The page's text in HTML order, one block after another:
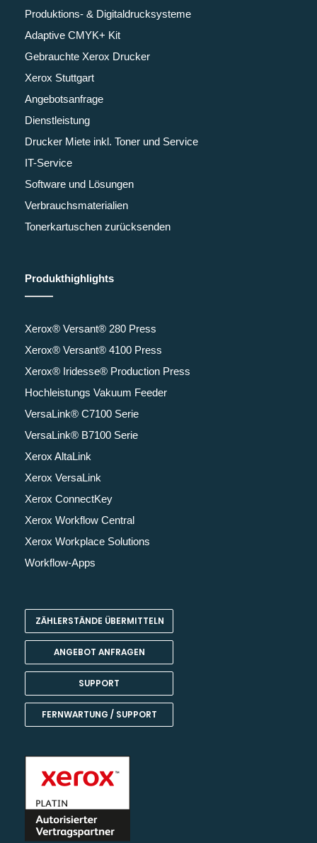
Produktions- & Digitaldrucksysteme
Adaptive CMYK+ Kit
Gebrauchte Xerox Drucker
Xerox Stuttgart
Angebotsanfrage
Dienstleistung
Drucker Miete inkl. Toner und Service
IT-Service
Software und Lösungen
Verbrauchsmaterialien
Tonerkartuschen zurücksenden
Produkthighlights
Xerox® Versant® 280 Press
Xerox® Versant® 4100 Press
Xerox® Iridesse® Production Press
Hochleistungs Vakuum Feeder
VersaLink® C7100 Serie
VersaLink® B7100 Serie
Xerox AltaLink
Xerox VersaLink
Xerox ConnectKey
Xerox Workflow Central
Xerox Workplace Solutions
Workflow-Apps
ZÄHLERSTÄNDE ÜBERMITTELN
ANGEBOT ANFRAGEN
SUPPORT
FERNWARTUNG / SUPPORT